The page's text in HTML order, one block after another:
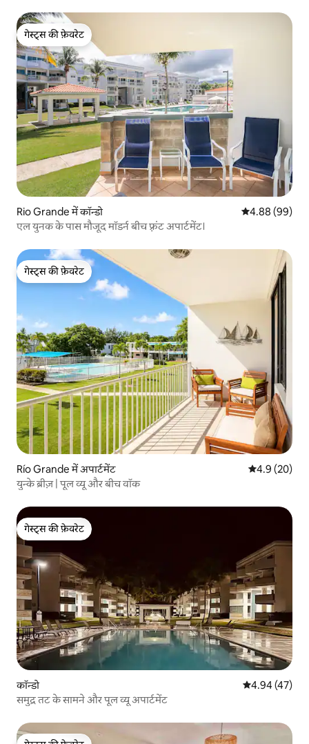
गेस्ट्स की फ़ेवरेट
गेस्ट्स की फ़ेवरेट
Rio Grande में कॉन्डो औसत रेटिंग 5 में
4.88 (99)
एल युनक के पास मौजूद मॉडर्न बीच फ़्रंट अपार्टमेंट।
गेस्ट्स की फ़ेवरेट
गेस्ट्स की फ़ेवरेट
Río Grande में अपार्टमेंट औसत रेटिंग 5 में
4.9 (20)
युन्के ब्रीज़ | पूल व्यू और बीच वॉक
गेस्ट्स की फ़ेवरेट
गेस्ट्स की फ़ेवरेट
कॉन्डो औसत रेटिंग 5 में
4.94 (47)
समुद्र तट के सामने और पूल व्यू अपार्टमेंट